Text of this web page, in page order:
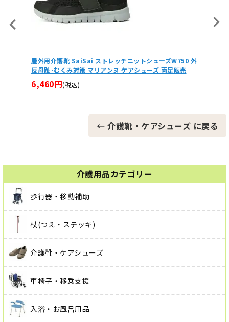
介護用品カテゴリー
歩行器・移動補助
杖(つえ・ステッキ)
介護靴・ケアシューズ
車椅子・移乗支援
入浴・お風呂用品
屋外用介護靴 SaiSai ストレッチニットシューズW750 外
反母趾･むくみ対策 マリアンヌ ケアシューズ 両足販売
6,460円(税込)
← 介護靴・ケアシューズ に戻る